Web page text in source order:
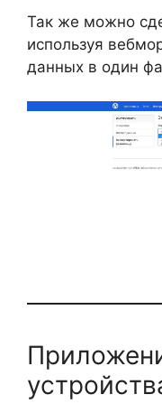
Так же можно
используя
данных в один